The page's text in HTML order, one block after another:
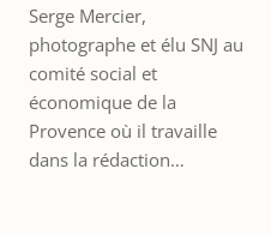
Serge Mercier,
photographe et élu SNJ au
comité social et
économique de la
Provence où il travaille
dans la rédaction…